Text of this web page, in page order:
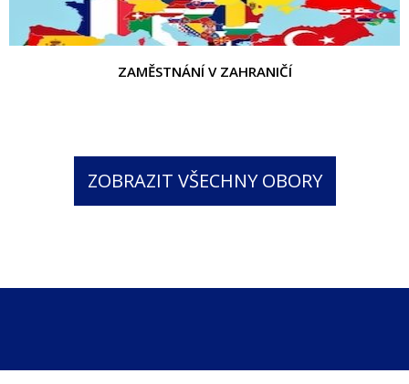
ZAMĚSTNÁNÍ V ZAHRANIČÍ
ZOBRAZIT VŠECHNY OBORY